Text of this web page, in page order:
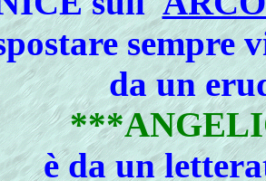
sempre
da un
è da un